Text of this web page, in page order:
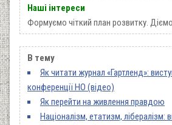
Наші інтереси
Формуємо чіткий план розвитку.
В тему
Як читати журнал «Гартленд»:
конференції НО (відео)
Як перейти на живлення правдою
Націоналізм, етатизм, лібералізм: